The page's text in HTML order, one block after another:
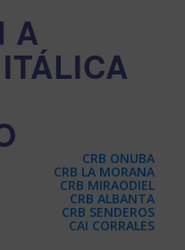
A
CRB ONUBA
CRB LA MORANA
CRB MIRAODIEL
CRB ALBANTA
CRB SENDEROS
CAI CORRALES